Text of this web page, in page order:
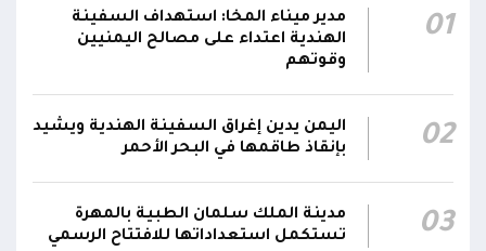
00:28
صالح يشيد بالروح القتالية العالية لكافة منتسبي
الفرقتين الأولى والثالثة وحسن التعامل مع الموقف
وثبات المقاتلين في مواقعهم
00:26
الفريق أول ركن طارق صالح يعزي في اتصالين
هاتفيين قائدي الفرقتين الأولى والثالثة طوارئ في
استشهاد عدد من الأبطال بالهجوم الحوثي الغادر
اللجنة الأمنية بحضرموت تدين هجوم مليشيا
الحوثي على القوات المسلحة وتؤكد استمرار
01
مدير ميناء المخا: استهداف السفينة
الهندية اعتداء على مصالح اليمنيين
وقوتهم
02
اليمن يدين إغراق السفينة الهندية ويشيد
بإنقاذ طاقمها في البحر الأحمر
03
مدينة الملك سلمان الطبية بالمهرة
تستكمل استعداداتها للافتتاح الرسمي